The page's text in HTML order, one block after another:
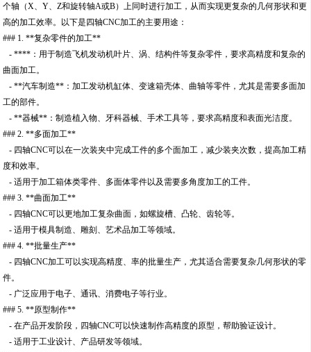
个轴（X、Y、Z和旋转轴A或B）上同时进行加工，从而实现更复杂的几何形状和更
高的加工效率。以下是四轴CNC加工的主要用途：
### 1. **复杂零件的加工**
- ****：用于制造飞机发动机叶片、涡、结构件等复杂零件，要求高精度和复杂的
曲面加工。
- **汽车制造**：加工发动机缸体、变速箱壳体、曲轴等零件，尤其是需要多面加
工的部件。
- **器械**：制造植入物、牙科器械、手术工具等，要求高精度和表面光洁度。
### 2. **多面加工**
- 四轴CNC可以在一次装夹中完成工件的多个面加工，减少装夹次数，提高加工精
度和效率。
- 适用于加工箱体类零件、多面体零件以及需要多角度加工的工件。
### 3. **曲面加工**
- 四轴CNC可以更地加工复杂曲面，如螺旋槽、凸轮、齿轮等。
- 适用于模具制造、雕刻、艺术品加工等领域。
### 4. **批量生产**
- 四轴CNC加工可以实现高精度、率的批量生产，尤其适合需要复杂几何形状的零
件。
- 广泛应用于电子、通讯、消费电子等行业。
### 5. **原型制作**
- 在产品开发阶段，四轴CNC可以快速制作高精度的原型，帮助验证设计。
- 适用于工业设计、产品研发等领域。